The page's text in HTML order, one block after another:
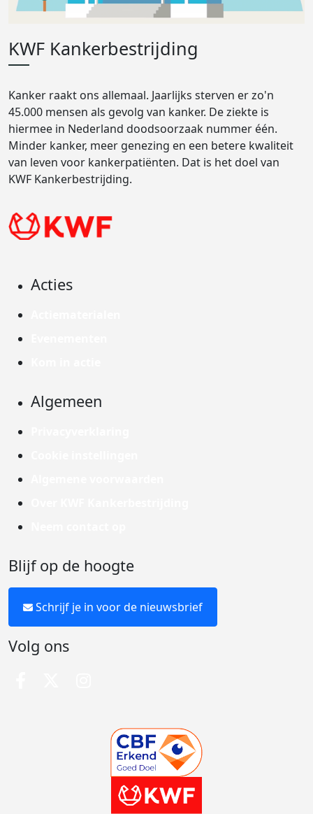
KWF Kankerbestrijding
Kanker raakt ons allemaal. Jaarlijks sterven er zo'n
45.000 mensen als gevolg van kanker. De ziekte is
hiermee in Nederland doodsoorzaak nummer één.
Minder kanker, meer genezing en een betere kwaliteit
van leven voor kankerpatiënten. Dat is het doel van
KWF Kankerbestrijding.
Acties
Algemeen
Blijf op de hoogte
Schrijf je in voor de nieuwsbrief
Volg ons